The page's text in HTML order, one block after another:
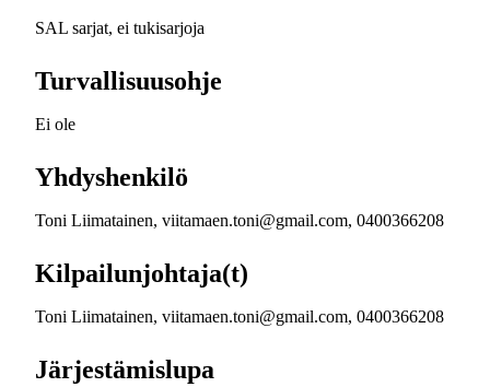
SAL sarjat, ei tukisarjoja
Turvallisuusohje
Ei ole
Yhdyshenkilö
Toni Liimatainen, viitamaen.toni@gmail.com, 0400366208
Kilpailunjohtaja(t)
Toni Liimatainen, viitamaen.toni@gmail.com, 0400366208
Järjestämislupa